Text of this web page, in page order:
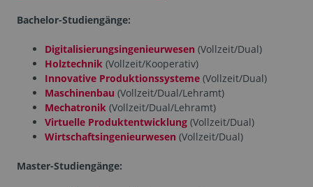
Bachelor-Studiengänge:
Digitalisierungsingenieurwesen (Vollzeit/Dual)
Holztechnik (Vollzeit/Kooperativ)
Innovative Produktionssysteme (Vollzeit/Dual)
Maschinenbau (Vollzeit/Dual/Lehramt)
Mechatronik (Vollzeit/Dual/Lehramt)
Virtuelle Produktentwicklung (Vollzeit/Dual)
Wirtschaftsingenieurwesen (Vollzeit/Dual)
Master-Studiengänge: